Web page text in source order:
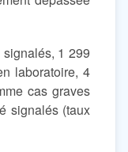
signalés, 1 299
laboratoire, 4
cas graves
signalés (taux